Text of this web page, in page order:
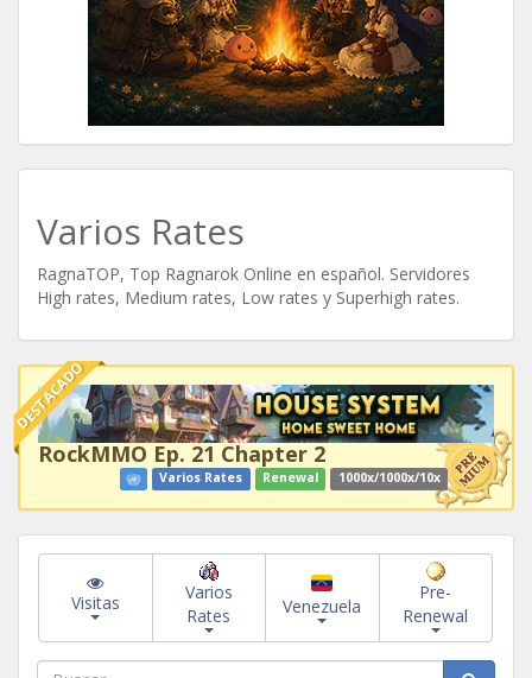
Varios Rates
RagnaTOP, Top Ragnarok Online en español. Servidores
High rates, Medium rates, Low rates y Superhigh rates.
DESTACADO
RockMMO Ep. 21 Chapter 2
Varios Rates Renewal 1000x/1000x/10x
Visitas
Varios
Rates
Venezuela
Pre-
Renewal